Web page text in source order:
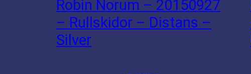
Robin Norum – 20150927
– Rullskidor – Distans –
Silver